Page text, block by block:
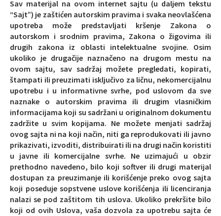
Sav materijal na ovom internet sajtu (u daljem tekstu
“Sajt”) je zaštićen autorskim pravima i svaka neovlašćena
upotreba može predstavljati kršenje Zakona o
autorskom i srodnim pravima, Zakona o žigovima ili
drugih zakona iz oblasti intelektualne svojine. Osim
ukoliko je drugačije naznačeno na drugom mestu na
ovom sajtu, sav sadržaj možete pregledati, kopirati,
štampati ili preuzimati isključivo za ličnu, nekomercijalnu
upotrebu i u informativne svrhe, pod uslovom da sve
naznake o autorskim pravima ili drugim vlasničkim
informacijama koji su sadržani u originalnom dokumentu
zadržite u svim kopijama. Ne možete menjati sadržaj
ovog sajta ni na koji način, niti ga reprodukovati ili javno
prikazivati, izvoditi, distribuirati ili na drugi način koristiti
u javne ili komercijalne svrhe. Ne uzimajući u obzir
prethodno navedeno, bilo koji softver ili drugi materijal
dostupan za preuzimanje ili korišćenje preko ovog sajta
koji poseduje sopstvene uslove korišćenja ili licenciranja
nalazi se pod zaštitom tih uslova. Ukoliko prekršite bilo
koji od ovih Uslova, vaša dozvola za upotrebu sajta će